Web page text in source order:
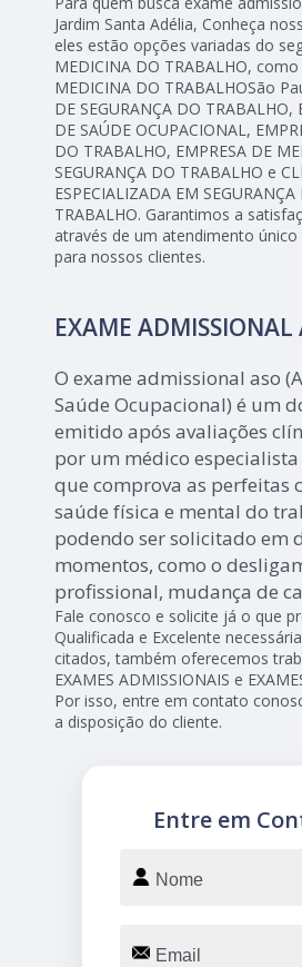
Jardim Santa Adélia, Conheça
eles estão opções variadas do
MEDICINA DO TRABALHO, como
MEDICINA DO TRABALHOSão
DE SEGURANÇA DO TRABALHO,
DE SAÚDE OCUPACIONAL,
DO TRABALHO, EMPRESA DE
SEGURANÇA DO TRABALHO e
ESPECIALIZADA EM
TRABALHO. Garantimos a
através de um atendimento único
para nossos clientes.
EXAME ADMISSIONAL
O exame admissional aso
Saúde Ocupacional) é um
emitido após avaliações
por um médico especialista
que comprova as perfeitas
saúde física e mental do
podendo ser solicitado em
momentos, como o
profissional, mudança de
Fale conosco e solicite já o que
Qualificada e Excelente
citados, também oferecemos
EXAMES ADMISSIONAIS e
Por isso, entre em contato
a disposição do cliente.
Entre em